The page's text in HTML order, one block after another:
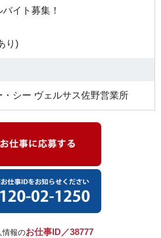
イト募集！
り)
シー ヴェルサス佐野営業所
報のお仕事ID／38777